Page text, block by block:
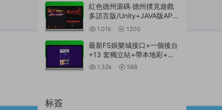
紅色德州源碼 德州撲克遊戲
多語言版/Unity+JAVA版APP
雙端源碼/中英繁三語言+帶
控+帶彩池持倉/完美運行
1.01k 1200
最新FS娛樂城接口+一個後台
+13 套獨立站+帶本地彩+一
鍵搭建腳本
1.32k 588
标簽